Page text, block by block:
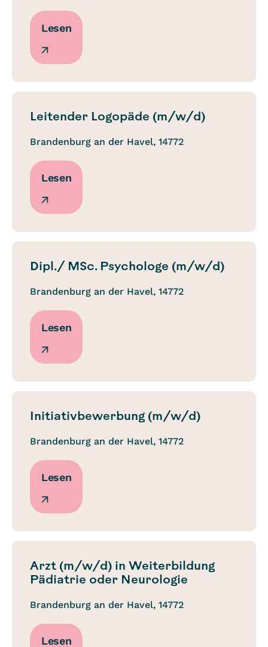
Lesen
Leitender Logopäde (m/w/d)
Brandenburg an der Havel, 14772
Lesen
Dipl./ MSc. Psychologe (m/w/d)
Brandenburg an der Havel, 14772
Lesen
Initiativbewerbung (m/w/d)
Brandenburg an der Havel, 14772
Lesen
Arzt (m/w/d) in Weiterbildung
Pädiatrie oder Neurologie
Brandenburg an der Havel, 14772
Lesen